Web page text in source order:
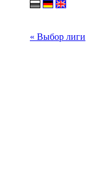
« Выбор лиги